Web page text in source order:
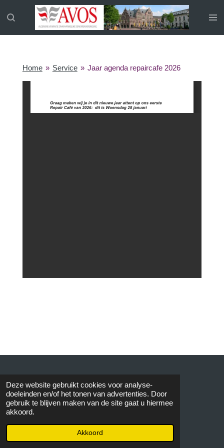
Deze website gebruikt cookies voor analyse-
doeleinden en/of het tonen van advertenties. Door
gebruik te blijven maken van de site gaat u hiermee
akkoord.
Akkoord
direct
Home » Service » Jaar agenda repaircafe 2026
© 2015 AVOS